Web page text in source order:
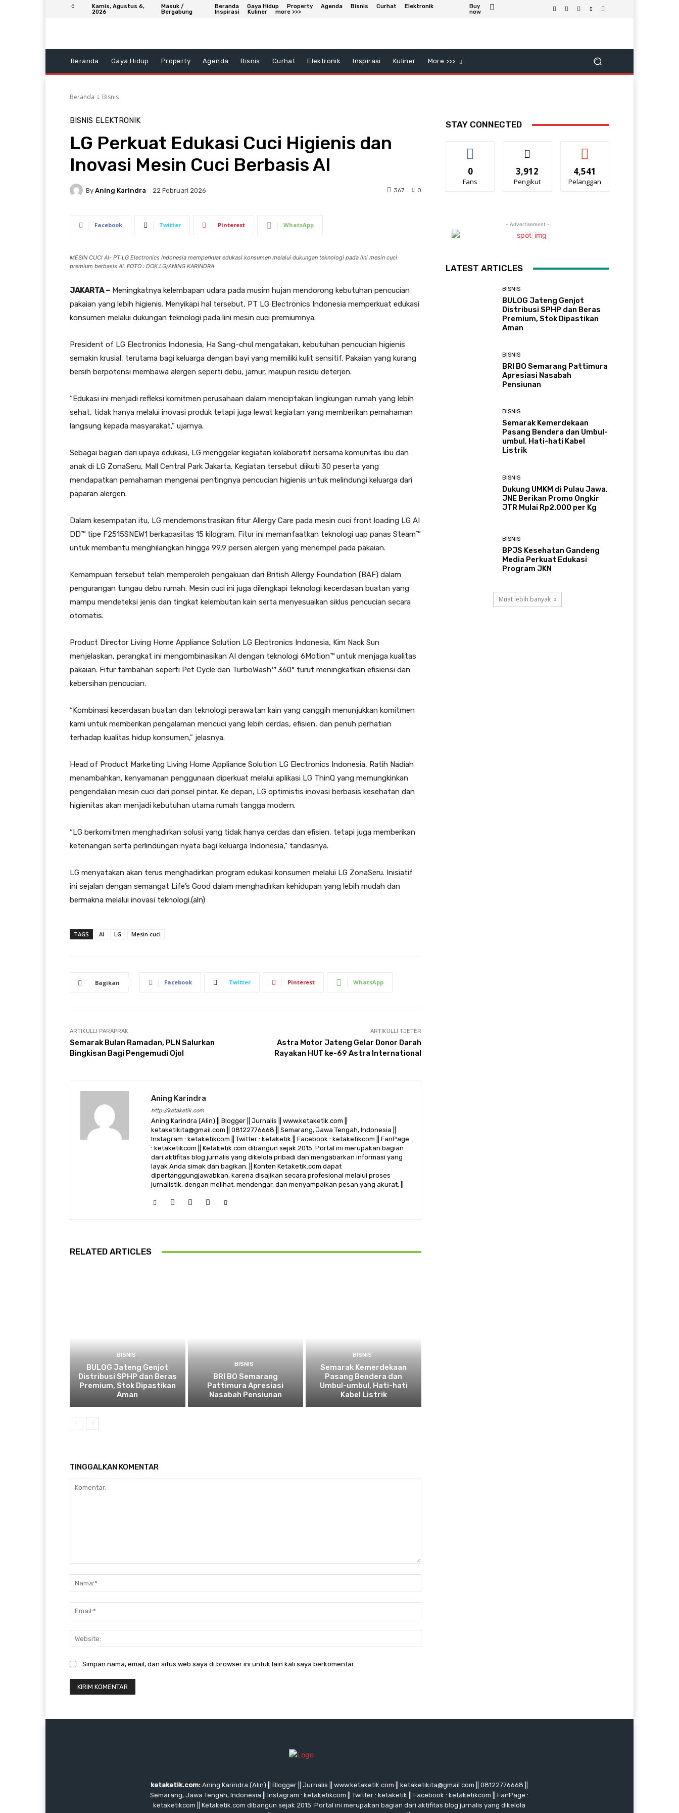
C
Kamis, Agustus 6,
2026
Masuk /
Bergabung
Beranda Gaya Hidup Property Agenda Bisnis Curhat
Elektronik
Inspirasi
Kuliner more >>>
Buy
now
Beranda Gaya Hidup Property Agenda Bisnis Curhat Elektronik Inspirasi Kuliner More >>>
Beranda Bisnis
BISNIS ELEKTRONIK
LG Perkuat Edukasi Cuci Higienis dan
Inovasi Mesin Cuci Berbasis AI
By Aning Karindra 22 Februari 2026 0
367
Facebook Twitter Pinterest WhatsApp
MESIN CUCI AI- PT LG Electronics Indonesia memperkuat edukasi konsumen melalui dukungan teknologi pada lini mesin cuci
premium berbasis AI. FOTO : DOK.LG/ANING KARINDRA
JAKARTA – Meningkatnya kelembapan udara pada musim hujan mendorong kebutuhan pencucian
pakaian yang lebih higienis. Menyikapi hal tersebut, PT LG Electronics Indonesia memperkuat edukasi
konsumen melalui dukungan teknologi pada lini mesin cuci premiumnya.
President of LG Electronics Indonesia, Ha Sang-chul mengatakan, kebutuhan pencucian higienis
semakin krusial, terutama bagi keluarga dengan bayi yang memiliki kulit sensitif. Pakaian yang kurang
bersih berpotensi membawa alergen seperti debu, jamur, maupun residu deterjen.
“Edukasi ini menjadi refleksi komitmen perusahaan dalam menciptakan lingkungan rumah yang lebih
sehat, tidak hanya melalui inovasi produk tetapi juga lewat kegiatan yang memberikan pemahaman
langsung kepada masyarakat,” ujarnya.
Sebagai bagian dari upaya edukasi, LG menggelar kegiatan kolaboratif bersama komunitas ibu dan
anak di LG ZonaSeru, Mall Central Park Jakarta. Kegiatan tersebut diikuti 30 peserta yang
mendapatkan pemahaman mengenai pentingnya pencucian higienis untuk melindungi keluarga dari
paparan alergen.
Dalam kesempatan itu, LG mendemonstrasikan fitur Allergy Care pada mesin cuci front loading LG AI
DD™ tipe F2515SNEW1 berkapasitas 15 kilogram. Fitur ini memanfaatkan teknologi uap panas Steam™
untuk membantu menghilangkan hingga 99,9 persen alergen yang menempel pada pakaian.
Kemampuan tersebut telah memperoleh pengakuan dari British Allergy Foundation (BAF) dalam
pengurangan tungau debu rumah. Mesin cuci ini juga dilengkapi teknologi kecerdasan buatan yang
mampu mendeteksi jenis dan tingkat kelembutan kain serta menyesuaikan siklus pencucian secara
otomatis.
Product Director Living Home Appliance Solution LG Electronics Indonesia, Kim Nack Sun
menjelaskan, perangkat ini mengombinasikan AI dengan teknologi 6Motion™ untuk menjaga kualitas
pakaian. Fitur tambahan seperti Pet Cycle dan TurboWash™ 360° turut meningkatkan efisiensi dan
kebersihan pencucian.
“Kombinasi kecerdasan buatan dan teknologi perawatan kain yang canggih menunjukkan komitmen
kami untuk memberikan pengalaman mencuci yang lebih cerdas, efisien, dan penuh perhatian
terhadap kualitas hidup konsumen,” jelasnya.
Head of Product Marketing Living Home Appliance Solution LG Electronics Indonesia, Ratih Nadiah
menambahkan, kenyamanan penggunaan diperkuat melalui aplikasi LG ThinQ yang memungkinkan
pengendalian mesin cuci dari ponsel pintar. Ke depan, LG optimistis inovasi berbasis kesehatan dan
higienitas akan menjadi kebutuhan utama rumah tangga modern.
“LG berkomitmen menghadirkan solusi yang tidak hanya cerdas dan efisien, tetapi juga memberikan
ketenangan serta perlindungan nyata bagi keluarga Indonesia,” tandasnya.
LG menyatakan akan terus menghadirkan program edukasi konsumen melalui LG ZonaSeru. Inisiatif
ini sejalan dengan semangat Life’s Good dalam menghadirkan kehidupan yang lebih mudah dan
bermakna melalui inovasi teknologi.(aln)
TAGS AI LG Mesin cuci
Bagikan Facebook Twitter Pinterest WhatsApp
ARTIKULLI PARAPRAK
Semarak Bulan Ramadan, PLN Salurkan
Bingkisan Bagi Pengemudi Ojol
ARTIKULLI TJETËR
Astra Motor Jateng Gelar Donor Darah
Rayakan HUT ke-69 Astra International
Aning Karindra
http://ketaketik.com
Aning Karindra (Alin) || Blogger || Jurnalis || www.ketaketik.com ||
ketaketikita@gmail.com || 08122776668 || Semarang, Jawa Tengah, Indonesia ||
Instagram : ketaketikcom || Twitter : ketaketik || Facebook : ketaketikcom || FanPage
: ketaketikcom || Ketaketik.com dibangun sejak 2015. Portal ini merupakan bagian
dari aktifitas blog jurnalis yang dikelola pribadi dan mengabarkan informasi yang
layak Anda simak dan bagikan. || Konten Ketaketik.com dapat
dipertanggungjawabkan, karena disajikan secara profesional melalui proses
jurnalistik, dengan melihat, mendengar, dan menyampaikan pesan yang akurat. ||
RELATED ARTICLES
BISNIS
BULOG Jateng Genjot
Distribusi SPHP dan Beras
Premium, Stok Dipastikan
Aman
BISNIS
BRI BO Semarang
Pattimura Apresiasi
Nasabah Pensiunan
BISNIS
Semarak Kemerdekaan
Pasang Bendera dan
Umbul-umbul, Hati-hati
Kabel Listrik
TINGGALKAN KOMENTAR
Simpan nama, email, dan situs web saya di browser ini untuk lain kali saya berkomentar.
STAY CONNECTED
0
Fans
3,912
Pengikut
4,541
Pelanggan
- Advertisement -
LATEST ARTICLES
BISNIS
BULOG Jateng Genjot
Distribusi SPHP dan Beras
Premium, Stok Dipastikan
Aman
BISNIS
BRI BO Semarang Pattimura
Apresiasi Nasabah
Pensiunan
BISNIS
Semarak Kemerdekaan
Pasang Bendera dan Umbul-
umbul, Hati-hati Kabel
Listrik
BISNIS
Dukung UMKM di Pulau Jawa,
JNE Berikan Promo Ongkir
JTR Mulai Rp2.000 per Kg
BISNIS
BPJS Kesehatan Gandeng
Media Perkuat Edukasi
Program JKN
Muat lebih banyak
ketaketik.com: Aning Karindra (Alin) || Blogger || Jurnalis || www.ketaketik.com || ketaketikita@gmail.com || 08122776668 ||
Semarang, Jawa Tengah, Indonesia || Instagram : ketaketikcom || Twitter : ketaketik || Facebook : ketaketikcom || FanPage :
ketaketikcom || Ketaketik.com dibangun sejak 2015. Portal ini merupakan bagian dari aktifitas blog jurnalis yang dikelola